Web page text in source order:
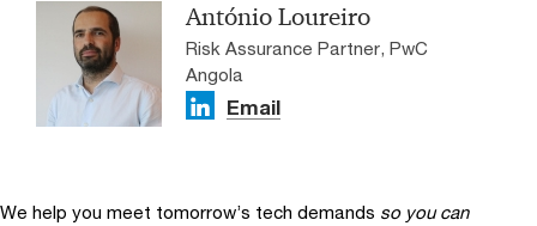
António Loureiro
Risk Assurance Partner, PwC
Angola
Email
We help you meet tomorrow’s tech demands so you can